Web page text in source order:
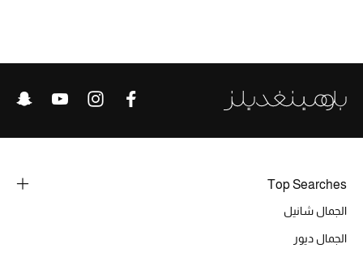
الموسم الجديد
دليل ملتزمات الحقائب
حقائب رجالية
Top Searches
الجمال شانيل
الجمال ديور